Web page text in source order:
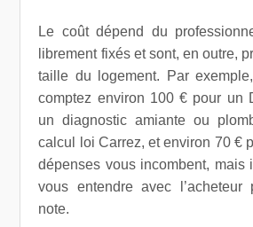
Le coût dépend du
librement fixés et sont, en outre,
taille du logement. Par
comptez environ 100 € pour un
un diagnostic amiante ou
calcul loi Carrez, et environ 70 €
dépenses vous incombent, mais
vous entendre avec l’acheteur
note.